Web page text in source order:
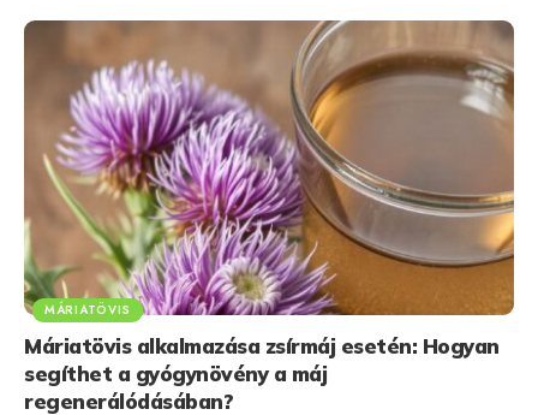
MÁRIATÖVIS
Máriatövis alkalmazása zsírmáj esetén: Hogyan
segíthet a gyógynövény a máj
regenerálódásában?